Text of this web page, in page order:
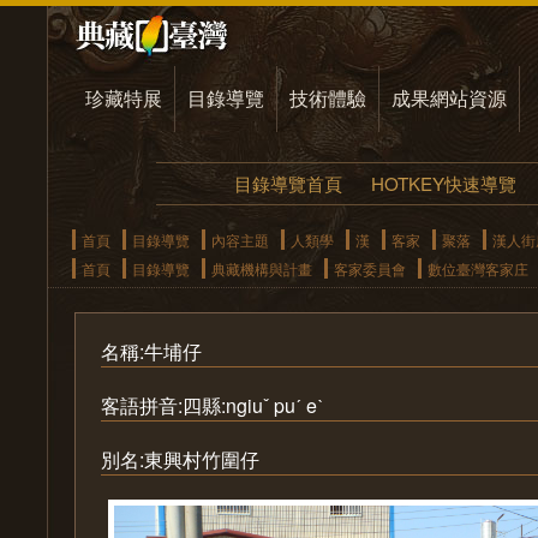
珍藏特展 目錄導覽 技術體驗 成果網站資源
目錄導覽首頁 HOTKEY快速導覽
首頁 目錄導覽 內容主題 人類學 漢 客家 聚落
漢人
首頁
目錄導覽 典藏機構與計畫 客家委員會 數位臺灣客家庄
名稱:牛埔仔
客語拼音:四縣:ngiuˇ puˊ eˋ
別名:東興村竹圍仔